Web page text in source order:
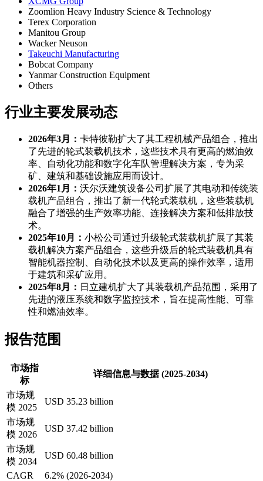
Zoomlion Heavy Industry Science & Technology
Terex Corporation
Manitou Group
Wacker Neuson
Takeuchi Manufacturing
Bobcat Company
Yanmar Construction Equipment
Others
行业主要发展动态
2026年3月： 卡特彼勒扩大了其工程机械产品组合，推出
了先进的轮式装载机技术，这些技术具有更高的燃油效
率、自动化功能和数字化车队管理解决方案，专为采
矿、建筑和基础设施应用而设计。
2026年1月： 沃尔沃建筑设备公司扩展了其电动和传统装
载机产品组合，推出了新一代轮式装载机，这些装载机
融合了增强的生产效率功能、连接解决方​​案和低排放技
术。
2025年10月： 小松公司通过升级轮式装载机扩展了其装
载机解决方案产品组合，这些升级后的轮式装载机具有
智能机器控制、自动化技术以及更高的操作效率，适用
于建筑和采矿应用。
2025年8月： 日立建机扩大了其装载机产品范围，采用了
先进的液压系统和数字监控技术，旨在提高性能、可靠
性和燃油效率。
报告范围
市场指
标
详细信息与数据 (2025-2034)
市场规
模 2025
USD 35.23 billion
市场规
模 2026
USD 37.42 billion
市场规
模 2034
USD 60.48 billion
CAGR
6.2% (2026-2034)